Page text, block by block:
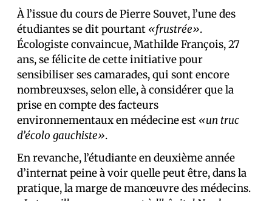
À l’issue du cours de Pierre Souvet, l’une des
étudiantes se dit pourtant «frustrée».
Écologiste convaincue, Mathilde François, 27
ans, se félicite de cette initiative pour
sensibiliser ses camarades, qui sont encore
nombreux·ses, selon elle, à considérer que la
prise en compte des facteurs
environnementaux en médecine est «un truc
d’écolo gauchiste».
En revanche, l’étudiante en deuxième année
d’internat peine à voir quelle peut être, dans la
pratique, la marge de manœuvre des médecins.